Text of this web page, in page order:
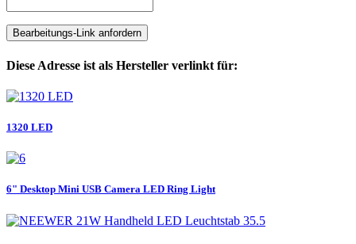
Bearbeitungs-Link anfordern
Diese Adresse ist als Hersteller verlinkt für:
1320 LED
6" Desktop Mini USB Camera LED Ring Light